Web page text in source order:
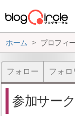
ホーム プロフィ
フォロー フォロ
参加サー